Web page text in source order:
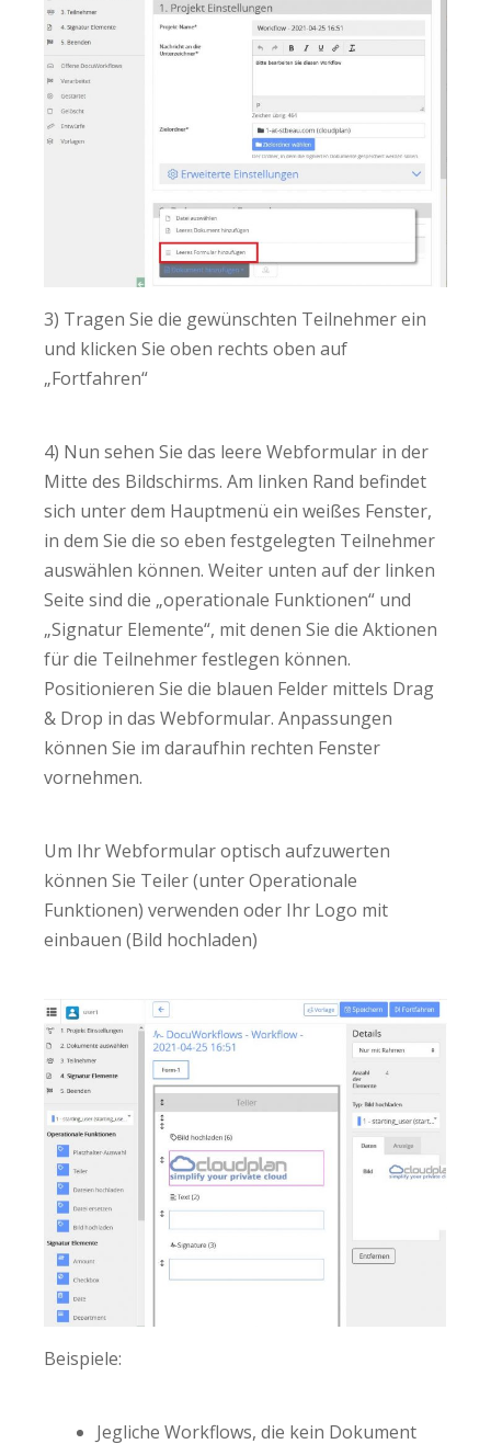
3) Tragen Sie die gewünschten Teilnehmer ein
und klicken Sie oben rechts oben auf
„Fortfahren“
4) Nun sehen Sie das leere Webformular in der
Mitte des Bildschirms. Am linken Rand befindet
sich unter dem Hauptmenü ein weißes Fenster,
in dem Sie die so eben festgelegten Teilnehmer
auswählen können. Weiter unten auf der linken
Seite sind die „operationale Funktionen“ und
„Signatur Elemente“, mit denen Sie die Aktionen
für die Teilnehmer festlegen können.
Positionieren Sie die blauen Felder mittels Drag
& Drop in das Webformular. Anpassungen
können Sie im daraufhin rechten Fenster
vornehmen.
Um Ihr Webformular optisch aufzuwerten
können Sie Teiler (unter Operationale
Funktionen) verwenden oder Ihr Logo mit
einbauen (Bild hochladen)
Beispiele:
Jegliche Workflows, die kein Dokument